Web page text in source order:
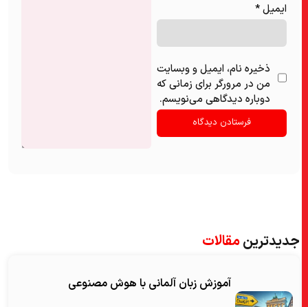
ایمیل*
ذخیره نام، ایمیل و وبسایت
من در مرورگر برای زمانی که
دوباره دیدگاهی می‌نویسم.
جدیدترینمقالات
آموزش زبان آلمانی با هوش مصنوعی